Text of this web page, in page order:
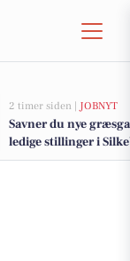
2 timer siden | JOBNYT
Savner du nye
ledige stillinger i